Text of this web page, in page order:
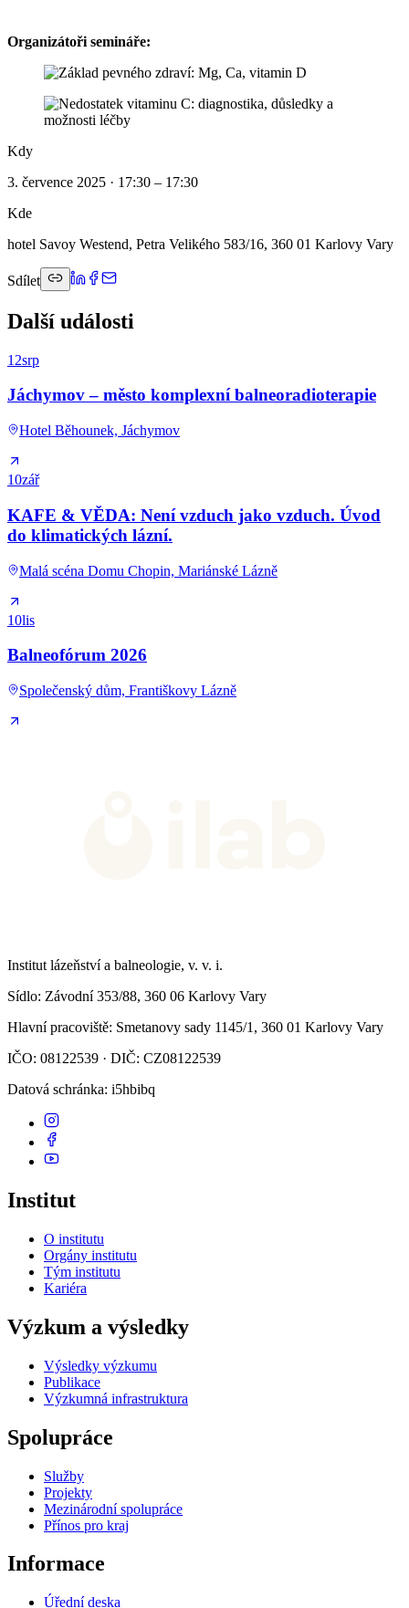
Organizátoři semináře:
Kdy
3. července 2025 · 17:30 – 17:30
Kde
hotel Savoy Westend, Petra Velikého 583/16, 360 01 Karlovy Vary
Sdílet
Další události
12srp
Jáchymov – město komplexní balneoradioterapie
Hotel Běhounek, Jáchymov
10zář
KAFE & VĚDA: Není vzduch jako vzduch. Úvod
do klimatických lázní.
Malá scéna Domu Chopin, Mariánské Lázně
10lis
Balneofórum 2026
Společenský dům, Františkovy Lázně
Institut lázeňství a balneologie, v. v. i.
Sídlo: Závodní 353/88, 360 06 Karlovy Vary
Hlavní pracoviště: Smetanovy sady 1145/1, 360 01 Karlovy Vary
IČO: 08122539 · DIČ: CZ08122539
Datová schránka: i5hbibq
Institut
O institutu
Orgány institutu
Tým institutu
Kariéra
Výzkum a výsledky
Výsledky výzkumu
Publikace
Výzkumná infrastruktura
Spolupráce
Služby
Projekty
Mezinárodní spolupráce
Přínos pro kraj
Informace
Úřední deska